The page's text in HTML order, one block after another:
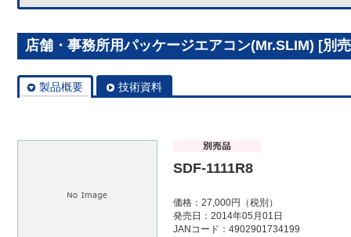
店舗・事務所用パッケージエアコン(Mr.SLIM) [別
製品概要 技術資料
SDF-1111R8
価格：27,000円（税別）
発売日：2014年05月01日
JANコード：4902901734199